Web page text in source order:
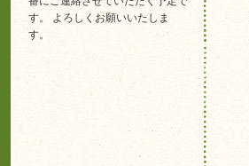
す。 よろしくお願いいたしま
す。